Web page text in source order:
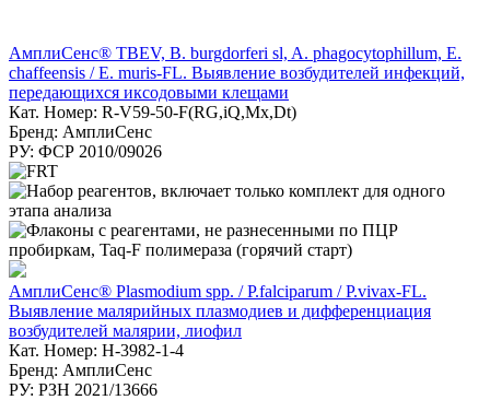
АмплиСенс® TBEV, B. burgdorferi sl, A. phagocytophillum, E.
chaffeensis / E. muris-FL. Выявление возбудителей инфекций,
передающихся иксодовыми клещами
Кат. Номер: R-V59-50-F(RG,iQ,Mx,Dt)
Бренд: АмплиСенс
РУ: ФСР 2010/09026
АмплиСенс® Plasmodium spp. / P.falciparum / P.vivax-FL.
Выявление малярийных плазмодиев и дифференциация
возбудителей малярии, лиофил
Кат. Номер: H-3982-1-4
Бренд: АмплиСенс
РУ: РЗН 2021/13666